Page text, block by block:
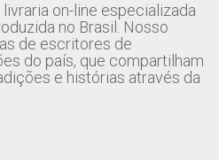
on-line especializada
no Brasil. Nosso
de escritores de
do país, que compartilham
e histórias através da